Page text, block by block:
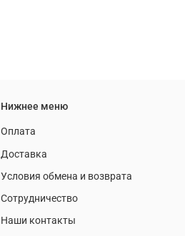
Нижнее меню
Оплата
Доставка
Условия обмена и возврата
Сотрудничество
Наши контакты